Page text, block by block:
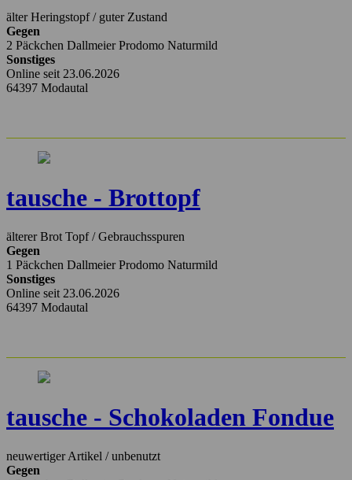
älter Heringstopf / guter Zustand
Gegen
2 Päckchen Dallmeier Prodomo Naturmild
Sonstiges
Online seit 23.06.2026
64397 Modautal
tausche - Brottopf
älterer Brot Topf / Gebrauchsspuren
Gegen
1 Päckchen Dallmeier Prodomo Naturmild
Sonstiges
Online seit 23.06.2026
64397 Modautal
tausche - Schokoladen Fondue
neuwertiger Artikel / unbenutzt
Gegen